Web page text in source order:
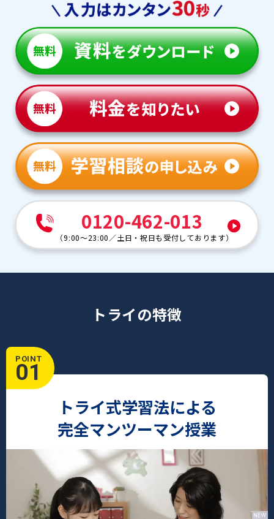
0120-462-013
（9:00～23:00 ／土日・祝日も受付しております）
トライの特徴
POINT
01
トライ式学習法による
完全マンツーマン授業